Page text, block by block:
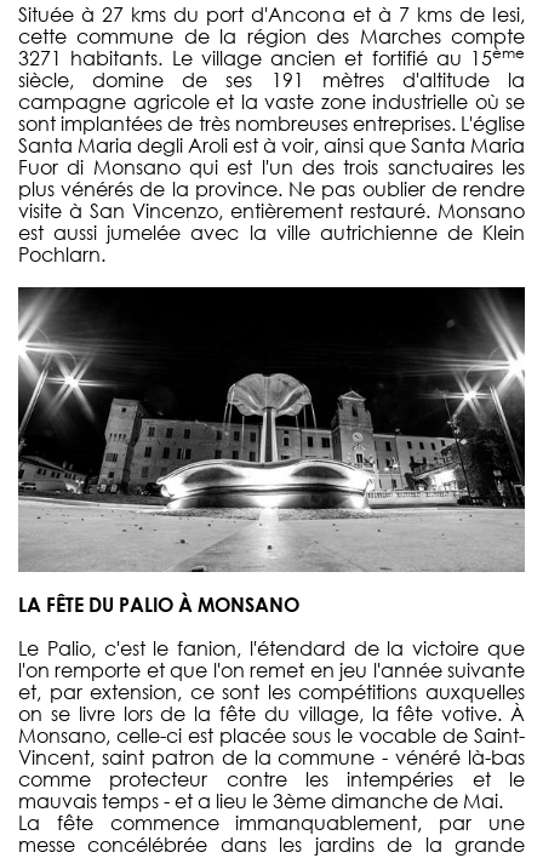
Située à 27 kms du port d'Ancona et à 7 kms de Iesi,
cette commune de la région des Marches compte
3271 habitants. Le village ancien et fortifié au 15ème
siècle, domine de ses 191 mètres d'altitude la
campagne agricole et la vaste zone industrielle où se
sont implantées de très nombreuses entreprises. L'église
Santa Maria degli Aroli est à voir, ainsi que Santa Maria
Fuor di Monsano qui est l'un des trois sanctuaires les
plus vénérés de la province. Ne pas oublier de rendre
visite à San Vincenzo, entièrement restauré. Monsano
est aussi jumelée avec la ville autrichienne de Klein
Pochlarn.
LA FÊTE DU PALIO À MONSANO
Le Palio, c'est le fanion, l'étendard de la victoire que
l'on remporte et que l'on remet en jeu l'année suivante
et, par extension, ce sont les compétitions auxquelles
on se livre lors de la fête du village, la fête votive. À
Monsano, celle-ci est placée sous le vocable de Saint-
Vincent, saint patron de la commune - vénéré là-bas
comme protecteur contre les intempéries et le
mauvais temps - et a lieu le 3ème dimanche de Mai.
La fête commence immanquablement, par une
messe concélébrée dans les jardins de la grande